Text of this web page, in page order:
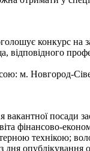
конкурс на
відповідного
м. Новгород-
посади
фінансово-
технікою;